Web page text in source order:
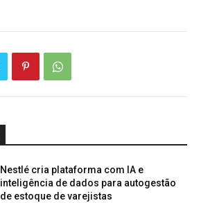
Nestlé cria plataforma com IA e
inteligência de dados para autogestão
de estoque de varejistas